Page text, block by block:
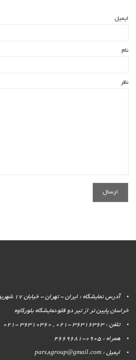
ایمیل
نام
نظر
آدرس
خراسان پایین تر از تیر دو قلو،نمایشگاه بلورکاوه
تلفن : 36316363 -021 , 36310360 -021
همراه : 0905-4669681
ایمیل : pars8group@gmail.com